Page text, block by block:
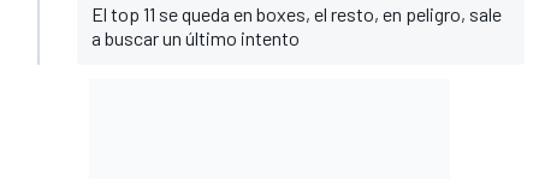
El top 11 se queda en boxes, el resto, en peligro, sale
a buscar un último intento